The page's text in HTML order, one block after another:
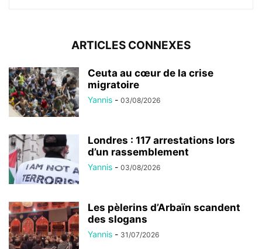
ARTICLES CONNEXES
Ceuta au cœur de la crise
migratoire
Yannis - 03/08/2026
Londres : 117 arrestations lors
d’un rassemblement
Yannis - 03/08/2026
Les pèlerins d’Arbaïn scandent
des slogans
Yannis - 31/07/2026